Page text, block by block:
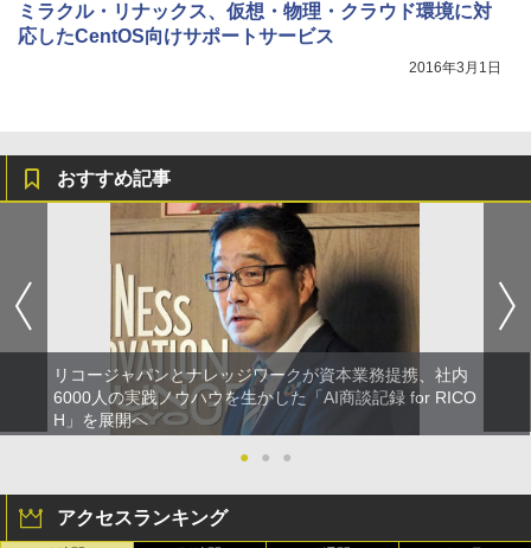
ミラクル・リナックス、仮想・物理・クラウド環境に対
応したCentOS向けサポートサービス
2016年3月1日
おすすめ記事
リコージャパンとナレッジワークが資本業務提携、社内
6000人の実践ノウハウを生かした「AI商談記録 for RICO
H」を展開へ
●
● ●
アクセスランキング